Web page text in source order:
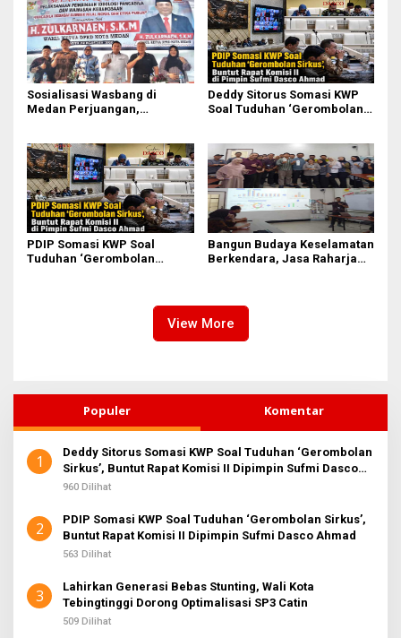
Sosialisasi Wasbang di
Medan Perjuangan,
Anak
Deddy Sitorus Somasi KWP
Soal Tuduhan ‘Gerombolan
Ahmad
PDIP Somasi KWP Soal
Tuduhan ‘Gerombolan
Bangun Budaya Keselamatan
Berkendara, Jasa Raharja
View More
Populer Komentar
1
Deddy Sitorus Somasi KWP Soal Tuduhan ‘Gerombolan
Sirkus’, Buntut Rapat Komisi II Dipimpin Sufmi Dasco
Ahmad
960 Dilihat
2
PDIP Somasi KWP Soal Tuduhan ‘Gerombolan Sirkus’,
Buntut Rapat Komisi II Dipimpin Sufmi Dasco Ahmad
563 Dilihat
3
Lahirkan Generasi Bebas Stunting, Wali Kota
Tebingtinggi Dorong Optimalisasi SP3 Catin
509 Dilihat